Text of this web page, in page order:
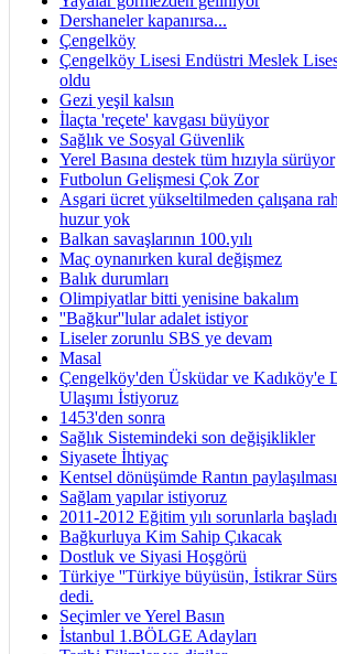
Dershaneler kapanırsa...
Çengelköy
Çengelköy Lisesi Endüstri Meslek
oldu
Gezi yeşil kalsın
İlaçta 'reçete' kavgası büyüyor
Sağlık ve Sosyal Güvenlik
Yerel Basına destek tüm hızıyla sürüyor
Futbolun Gelişmesi Çok Zor
Asgari ücret yükseltilmeden çalışana
huzur yok
Balkan savaşlarının 100.yılı
Maç oynanırken kural değişmez
Balık durumları
Olimpiyatlar bitti yenisine bakalım
''Bağkur''lular adalet istiyor
Liseler zorunlu SBS ye devam
Masal
Çengelköy'den Üsküdar ve Kadıköy'e
Ulaşımı İstiyoruz
1453'den sonra
Sağlık Sistemindeki son değişiklikler
Siyasete İhtiyaç
Kentsel dönüşümde Rantın paylaşılması
Sağlam yapılar istiyoruz
2011-2012 Eğitim yılı sorunlarla başladı
Bağkurluya Kim Sahip Çıkacak
Dostluk ve Siyasi Hoşgörü
Türkiye ''Türkiye büyüsün, İstikrar
dedi.
Seçimler ve Yerel Basın
İstanbul 1.BÖLGE Adayları